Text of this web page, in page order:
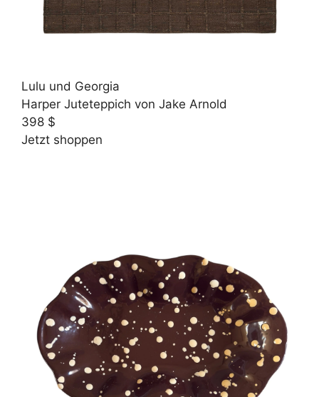
Lulu und Georgia
Harper Juteteppich von Jake Arnold
398 $
Jetzt shoppen